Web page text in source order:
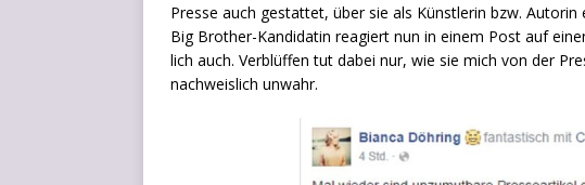
Pres­se auch gestat­tet, über sie als Künst­le­rin bzw.
Big Brot­her-Kan­di­da­tin reagiert nun in einem Post auf
lich auch. Ver­blüf­fen tut dabei nur, wie sie mich von der
nach­weis­lich unwahr.